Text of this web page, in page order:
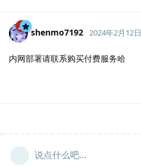
shenmo7192 2024年2月12日
内网部署请联系购买付费服务哈
说点什么吧...